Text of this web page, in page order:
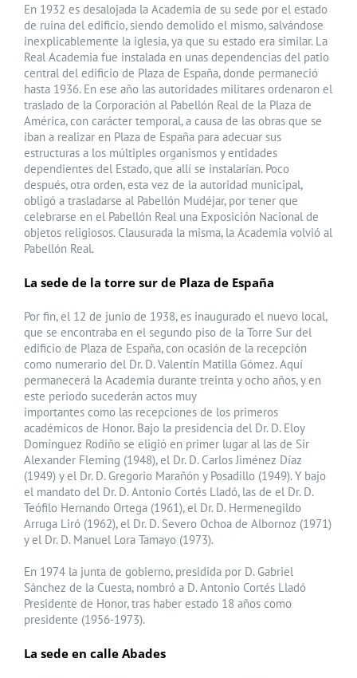
En 1932 es desalojada la Academia de su sede por el estado
de ruina del edificio, siendo demolido el mismo, salvándose
inexplicablemente la iglesia, ya que su estado era similar. La
Real Academia fue instalada en unas dependencias del patio
central del edificio de Plaza de España, donde permaneció
hasta 1936. En ese año las autoridades militares ordenaron el
traslado de la Corporación al Pabellón Real de la Plaza de
América, con carácter temporal, a causa de las obras que se
iban a realizar en Plaza de España para adecuar sus
estructuras a los múltiples organismos y entidades
dependientes del Estado, que allí se instalarían. Poco
después, otra orden, esta vez de la autoridad municipal,
obligó a trasladarse al Pabellón Mudéjar, por tener que
celebrarse en el Pabellón Real una Exposición Nacional de
objetos religiosos. Clausurada la misma, la Academia volvió al
Pabellón Real.
La sede de la torre sur de Plaza de España
Por fin, el 12 de junio de 1938, es inaugurado el nuevo local,
que se encontraba en el segundo piso de la Torre Sur del
edificio de Plaza de España, con ocasión de la recepción
como numerario del Dr. D. Valentín Matilla Gómez. Aquí
permanecerá la Academia durante treinta y ocho años, y en
este periodo sucederán actos muy
importantes como las recepciones de los primeros
académicos de Honor. Bajo la presidencia del Dr. D. Eloy
Domínguez Rodiño se eligió en primer lugar al las de Sir
Alexander Fleming (1948), el Dr. D. Carlos Jiménez Díaz
(1949) y el Dr. D. Gregorio Marañón y Posadillo (1949). Y bajo
el mandato del Dr. D. Antonio Cortés Lladó, las de el Dr. D.
Teófilo Hernando Ortega (1961), el Dr. D. Hermenegildo
Arruga Liró (1962), el Dr. D. Severo Ochoa de Albornoz (1971)
y el Dr. D. Manuel Lora Tamayo (1973).
En 1974 la junta de gobierno, presidida por D. Gabriel
Sánchez de la Cuesta, nombró a D. Antonio Cortés Lladó
Presidente de Honor, tras haber estado 18 años como
presidente (1956-1973).
La sede en calle Abades